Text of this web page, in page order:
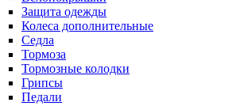
Защита одежды
Колеса дополнительные
Седла
Тормоза
Тормозные колодки
Грипсы
Педали